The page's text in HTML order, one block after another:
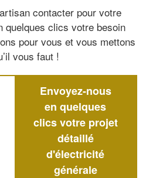
contacter pour votre
quelques clics votre besoin
pour vous et vous mettons
vous faut !
Envoyez-nous
en quelques
clics votre projet
détaillé
d'électricité
générale